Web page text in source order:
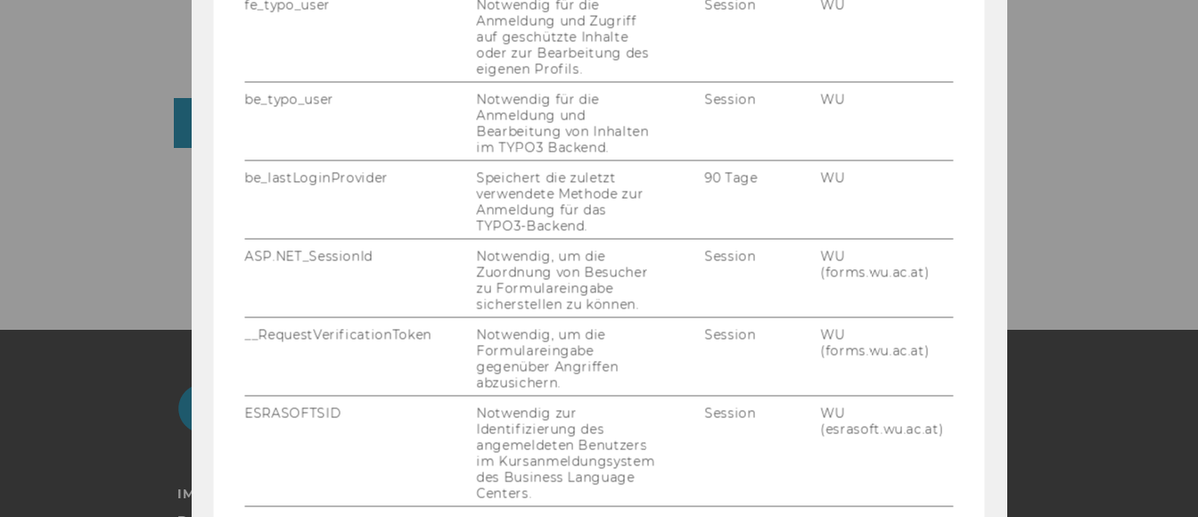
Stefan Pichler
Alina Steshkova
FacebookInstagram
Blog YouTubeNewsletterBluesky
IMPRESSUM
ACCREDITED BY:
AMBA
fe_typo_user
Notwendig für die
Anmeldung und Zugriff
auf geschützte Inhalte
oder zur Bearbeitung des
eigenen Profils.
Session WU
be_typo_user
Notwendig für die
Anmeldung und
Bearbeitung von Inhalten
im TYPO3 Backend.
Session WU
be_lastLoginProvider
Speichert die zuletzt
verwendete Methode zur
Anmeldung für das
TYPO3-Backend.
90 Tage WU
ASP.NET_SessionId
Notwendig, um die
Zuordnung von Besucher
zu Formulareingabe
sicherstellen zu können.
Session
WU
(forms.wu.ac.at)
__RequestVerificationToken
Notwendig, um die
Formulareingabe
gegenüber Angriffen
abzusichern.
Session
WU
(forms.wu.ac.at)
ESRASOFTSID
Notwendig zur
Identifizierung des
angemeldeten Benutzers
im Kursanmeldungsystem
des Business Language
Centers.
Session
WU
(esrasoft.wu.ac.at)